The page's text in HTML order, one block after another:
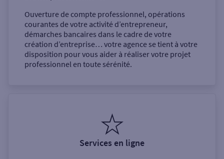
Ouverture de compte professionnel, opérations
courantes de votre activité d’entrepreneur,
démarches bancaires dans le cadre de votre
création d’entreprise… votre agence se tient à votre
disposition pour vous aider à réaliser votre projet
professionnel en toute sérénité.
Services en ligne